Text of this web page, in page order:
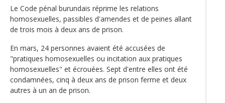
Le Code pénal burundais réprime les relations
homosexuelles, passibles d'amendes et de peines allant
de trois mois à deux ans de prison.
En mars, 24 personnes avaient été accusées de
"pratiques homosexuelles ou incitation aux pratiques
homosexuelles" et écrouées. Sept d'entre elles ont été
condamnées, cinq à deux ans de prison ferme et deux
autres à un an de prison.